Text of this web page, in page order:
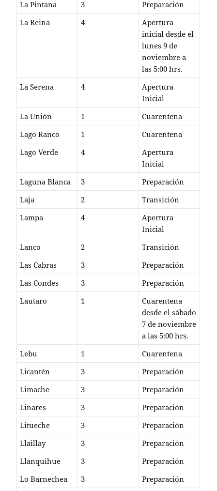
La Pintana 3
Preparación
La Reina
4
Apertura
inicial desde el
lunes 9 de
noviembre a
las 5:00 hrs.
La Serena
4
Apertura
Inicial
La Unión
1
Cuarentena
Lago Ranco
1
Cuarentena
Lago Verde
4
Apertura
Inicial
Laguna Blanca
3
Preparación
Laja
2
Transición
Lampa
4
Apertura
Inicial
Lanco
2
Transición
Las Cabras
3
Preparación
Las Condes
3
Preparación
Lautaro
1
Cuarentena
desde el sábado
7 de noviembre
a las 5:00 hrs.
Lebu
1
Cuarentena
Licantén
3
Preparación
Limache
3
Preparación
Linares
3
Preparación
Litueche
3
Preparación
Llaillay
3
Preparación
Llanquihue
3
Preparación
Lo Barnechea
3
Preparación